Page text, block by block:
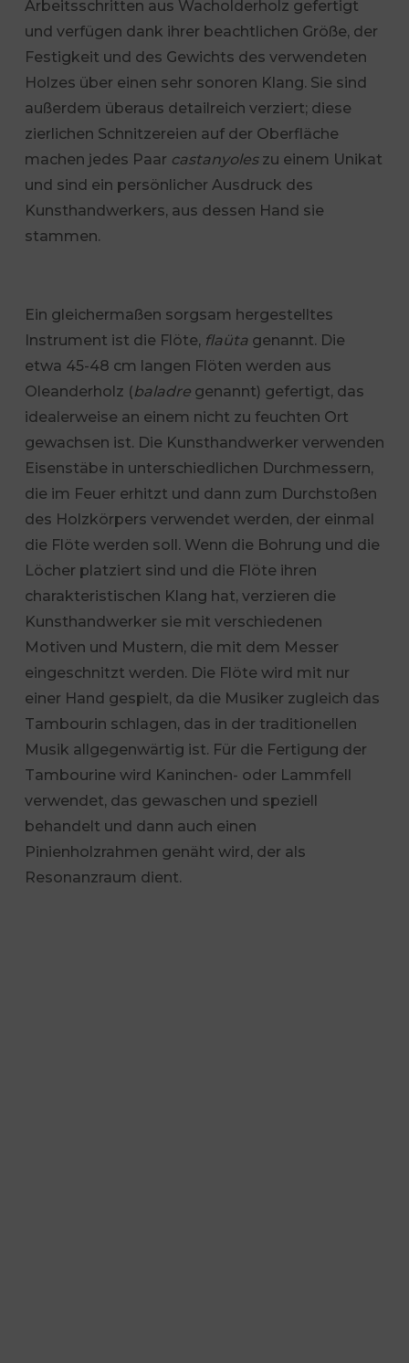
Arbeitsschritten aus Wacholderholz gefertigt
und verfügen dank ihrer beachtlichen Größe, der
Festigkeit und des Gewichts des verwendeten
Holzes über einen sehr sonoren Klang. Sie sind
außerdem überaus detailreich verziert; diese
zierlichen Schnitzereien auf der Oberfläche
machen jedes Paar castanyoles zu einem Unikat
und sind ein persönlicher Ausdruck des
Kunsthandwerkers, aus dessen Hand sie
stammen.
Ein gleichermaßen sorgsam hergestelltes
Instrument ist die Flöte, flaüta genannt. Die
etwa 45-48 cm langen Flöten werden aus
Oleanderholz (baladre genannt) gefertigt, das
idealerweise an einem nicht zu feuchten Ort
gewachsen ist. Die Kunsthandwerker verwenden
Eisenstäbe in unterschiedlichen Durchmessern,
die im Feuer erhitzt und dann zum Durchstoßen
des Holzkörpers verwendet werden, der einmal
die Flöte werden soll. Wenn die Bohrung und die
Löcher platziert sind und die Flöte ihren
charakteristischen Klang hat, verzieren die
Kunsthandwerker sie mit verschiedenen
Motiven und Mustern, die mit dem Messer
eingeschnitzt werden. Die Flöte wird mit nur
einer Hand gespielt, da die Musiker zugleich das
Tambourin schlagen, das in der traditionellen
Musik allgegenwärtig ist. Für die Fertigung der
Tambourine wird Kaninchen- oder Lammfell
verwendet, das gewaschen und speziell
behandelt und dann auch einen
Pinienholzrahmen genäht wird, der als
Resonanzraum dient.